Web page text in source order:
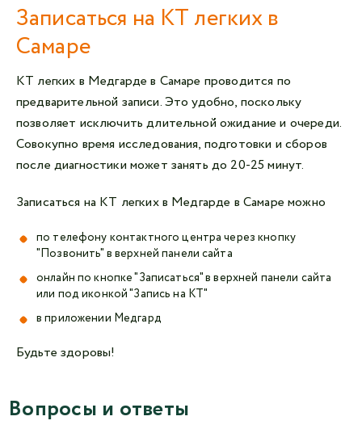
Записаться на КТ легких в
Самаре
КТ легких в Медгарде в Самаре проводится по
предварительной записи. Это удобно, поскольку
позволяет исключить длительной ожидание и очереди.
Совокупно время исследования, подготовки и сборов
после диагностики может занять до 20-25 минут.
Записаться на КТ легких в Медгарде в Самаре можно
по телефону контактного центра через кнопку
"Позвонить" в верхней панели сайта
онлайн по кнопке "Записаться" в верхней панели сайта
или под иконкой "Запись на КТ"
в приложении Медгард
Будьте здоровы!
Вопросы и ответы